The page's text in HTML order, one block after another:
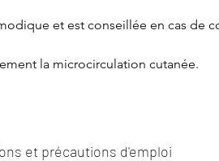
et est conseillée en cas de
la microcirculation cutanée.
et précautions d'emploi